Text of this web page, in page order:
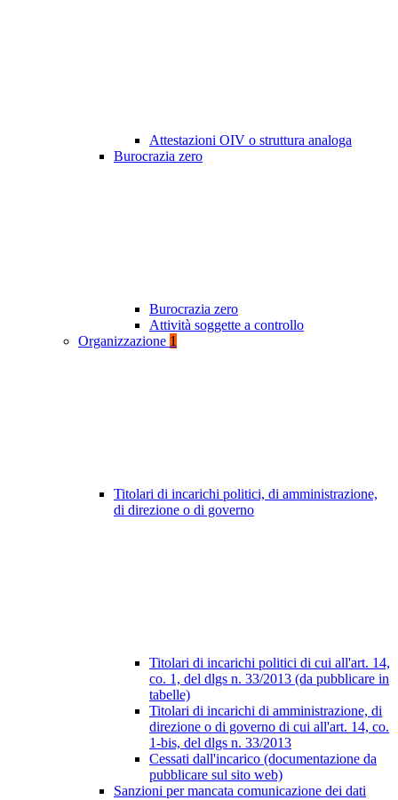
Attestazioni OIV o struttura analoga
Burocrazia zero
Burocrazia zero
Attività soggette a controllo
Organizzazione 1
Titolari di incarichi politici, di amministrazione,
di direzione o di governo
Titolari di incarichi politici di cui all'art. 14,
co. 1, del dlgs n. 33/2013 (da pubblicare in
tabelle)
Titolari di incarichi di amministrazione, di
direzione o di governo di cui all'art. 14, co.
1-bis, del dlgs n. 33/2013
Cessati dall'incarico (documentazione da
pubblicare sul sito web)
Sanzioni per mancata comunicazione dei dati